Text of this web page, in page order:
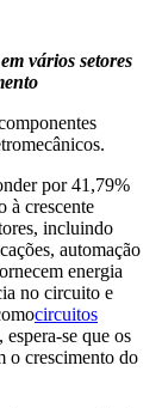
vários setores
por 41,79%
à crescente
incluindo
automação
energia
no circuito e
circuitos
se que os
o crescimento do